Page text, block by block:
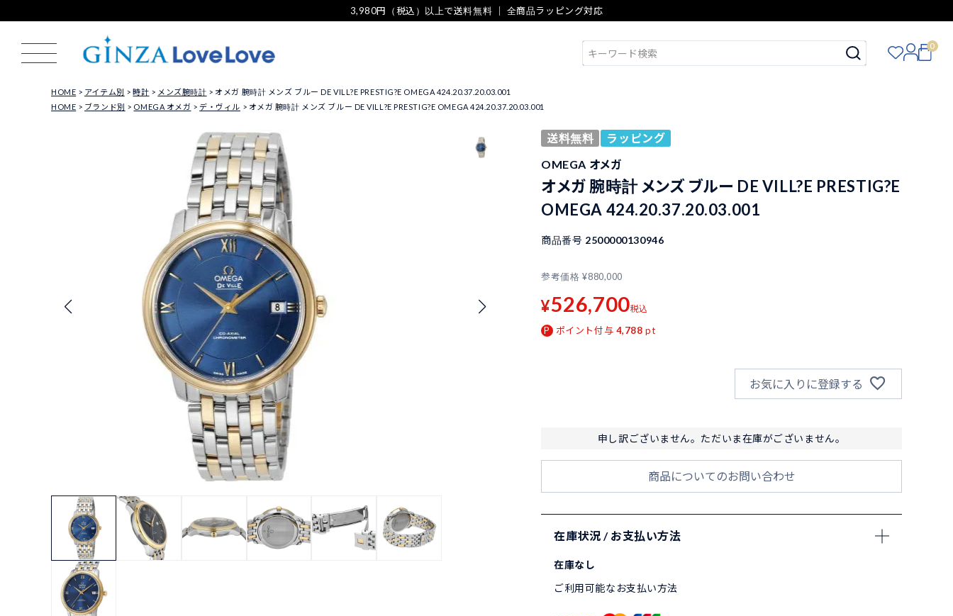
3,980円（税込）以上で送料無料 ｜ 全商品ラッピング対応
0
HOME アイテム別 時計 メンズ腕時計
オメガ 腕時計 メンズ ブルー DE VILL?E PRESTIG?E OMEGA 424.20.37.20.03.001
HOME
ブランド別 OMEGA オメガ デ・ヴィル オメガ 腕時計 メンズ ブルー DE VILL?E PRESTIG?E OMEGA 424.20.37.20.03.001
送料無料
ラッピング
OMEGA オメガ
オメガ 腕時計 メンズ ブルー DE VILL?E PRESTIG?E
OMEGA 424.20.37.20.03.001
商品番号 2500000130946
参考価格 ¥880,000
¥526,700税込
ポイント付与 4,788 pt
お気に入りに登録する
申し訳ございません。ただいま在庫がございません。
商品についてのお問い合わせ
在庫状況 / お支払い方法
在庫なし
ご利用可能なお支払い方法